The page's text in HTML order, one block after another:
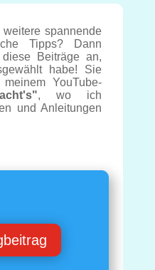
spannende
Tipps? Dann
Beiträge an,
habe! Sie
YouTube-
, wo ich
und Anleitungen